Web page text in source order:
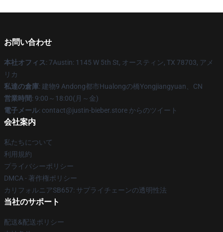
お問い合わせ
本社オフィス: 7Austin: 1145 W 5th St, オースティン, TX 78703, アメ
リカ
私達の倉庫: 建物9 Andong都市Hualongの橋Yongjiangyuan、CN
営業時間: 9:00～18:00(月～金)
電子メール: contact@justin-bieber.store からのツイート
会社案内
私たちについて
利用規約
プライバシーポリシー
DMCA - 著作権ポリシー
カリフォルニアSB657: サプライチェーンの透明性法
当社のサポート
配送&配送ポリシー